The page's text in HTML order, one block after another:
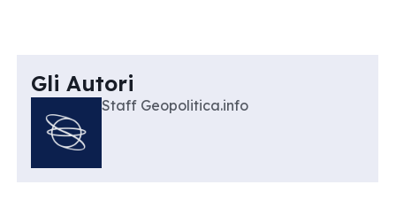
Gli Autori
Staff Geopolitica.info